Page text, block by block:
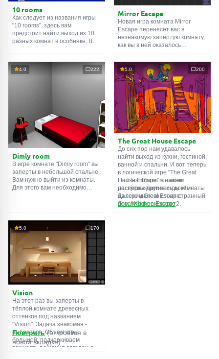
10 rooms
Как следует из названия игры
"10 rooms", здесь вам
предстоит найти выход из 10
разных комнат в особняке. В
их, чтобы выйти. Выход из
одной комнаты является
Mirror Escape
Новая игра комната Mirror
Escape перенесет вас в
незнакомую запертую комнату,
как вы в ней оказалось
смекалки попробуйте решить
все, приготовленные авторами
для вас, головоломки и найти
выход на свободу.
Внимательно осмотрите
помещение, возможно вы
сможете найти какие-нибудь
подсказки. Желаем удачи!
4.0 222
Dimly room
В игре комнате "Dimly room" вы
заперты в небольшой спальне.
Вам нужно выйти из комнаты.
Для этого вам необходимо
5.0 200
The Great House Escape
До сих пор нам удавалось
найти выход из кухни, гостиной,
ванной и спальни. И вот теперь
в логической игре "The Great
House Escape" в нашем
распоряжении весь дом!
Далеко-далеко стоит странный
дом. Кто в нем живет?
На FlashRoom.ru также
доступны другие игры комнаты
из серии Great Escape:
Great Kitchen Escape
5.0 170
Vision
На этот раз вы заперты в
тёплой комнате древесных
оттенков под названием
"Vision". Задача знакомая -
выбраться. Объем игры
большой, подчеркиваем
важность решения загадок, а
Поиграть(откроется в
новой вкладке)